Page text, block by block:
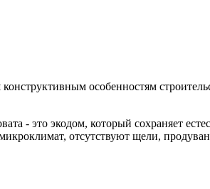
особенностям
- это экодом, который сохраняет
отсутствуют щели,